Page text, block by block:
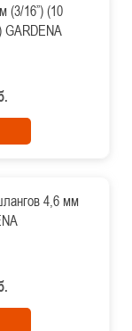
(3/16”) (10
4,6 мм